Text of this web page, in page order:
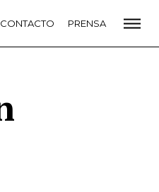
CONTACTO PRENSA
CONTACTO